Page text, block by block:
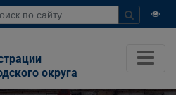
округа